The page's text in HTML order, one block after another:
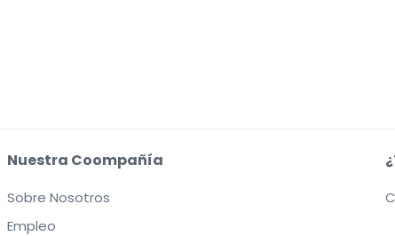
Nuestra Coompañía
Sobre Nosotros
Empleo